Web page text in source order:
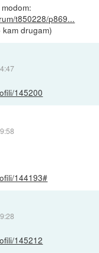
t850228/p869...
drugam)
145200
144193#
145212